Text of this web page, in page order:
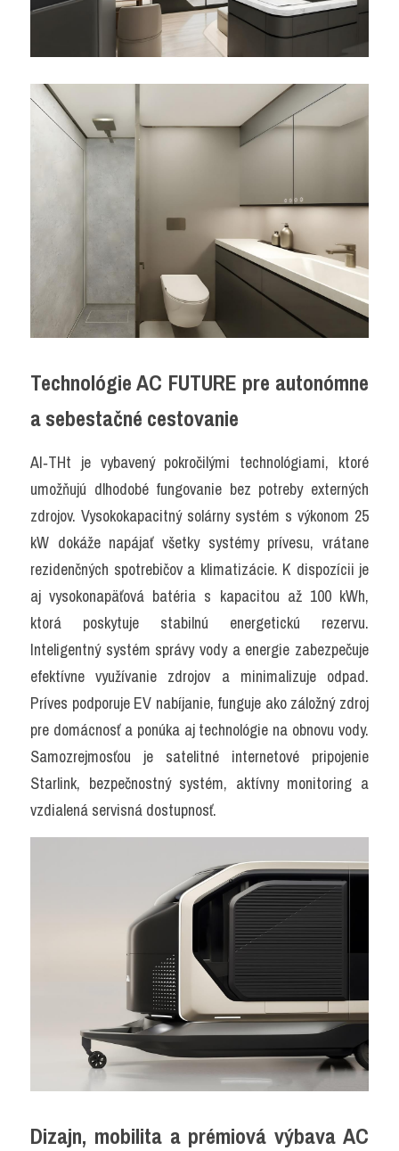
Technológie AC FUTURE pre autonómne
a sebestačné cestovanie
AI‑THt je vybavený pokročilými technológiami, ktoré
umožňujú dlhodobé fungovanie bez potreby externých
zdrojov. Vysokokapacitný solárny systém s výkonom 25
kW dokáže napájať všetky systémy prívesu, vrátane
rezidenčných spotrebičov a klimatizácie. K dispozícii je
aj vysokonapäťová batéria s kapacitou až 100 kWh,
ktorá poskytuje stabilnú energetickú rezervu.
Inteligentný systém správy vody a energie zabezpečuje
efektívne využívanie zdrojov a minimalizuje odpad.
Príves podporuje EV nabíjanie, funguje ako záložný zdroj
pre domácnosť a ponúka aj technológie na obnovu vody.
Samozrejmosťou je satelitné internetové pripojenie
Starlink, bezpečnostný systém, aktívny monitoring a
vzdialená servisná dostupnosť.
Dizajn, mobilita a prémiová výbava AC